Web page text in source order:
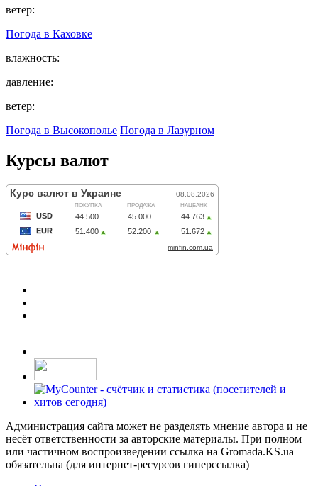
ветер:
Погода в Каховке
влажность:
давление:
ветер:
Погода в Высокополье Погода в Лазурном
Курсы валют
Администрация сайта может не разделять мнение автора и не
несёт ответственности за авторские материалы. При полном
или частичном воспроизведении ссылка на Gromada.KS.ua
обязательна (для интернет-ресурсов гиперссылка)